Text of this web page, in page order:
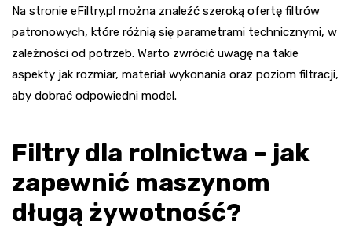
Na stronie eFiltry.pl można znaleźć szeroką ofertę filtrów
patronowych, które różnią się parametrami technicznymi, w
zależności od potrzeb. Warto zwrócić uwagę na takie
aspekty jak rozmiar, materiał wykonania oraz poziom filtracji,
aby dobrać odpowiedni model.
Filtry dla rolnictwa – jak
zapewnić maszynom
długą żywotność?